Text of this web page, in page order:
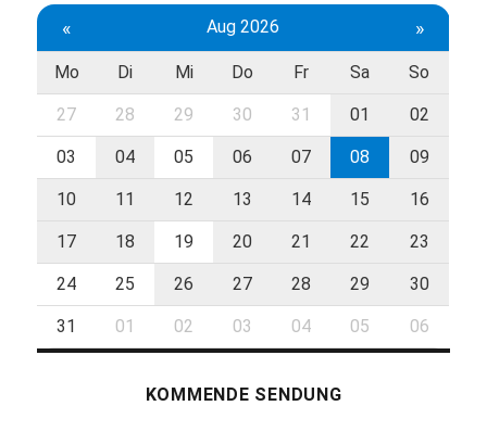
« Aug 2026 »
Mo Di Mi Do Fr Sa So
27 28 29 30 31 01 02
03 04 05 06 07 08 09
10 11 12 13 14 15 16
17 18 19 20 21 22 23
24 25 26 27 28 29 30
31 01 02 03 04 05 06
KOMMENDE SENDUNG